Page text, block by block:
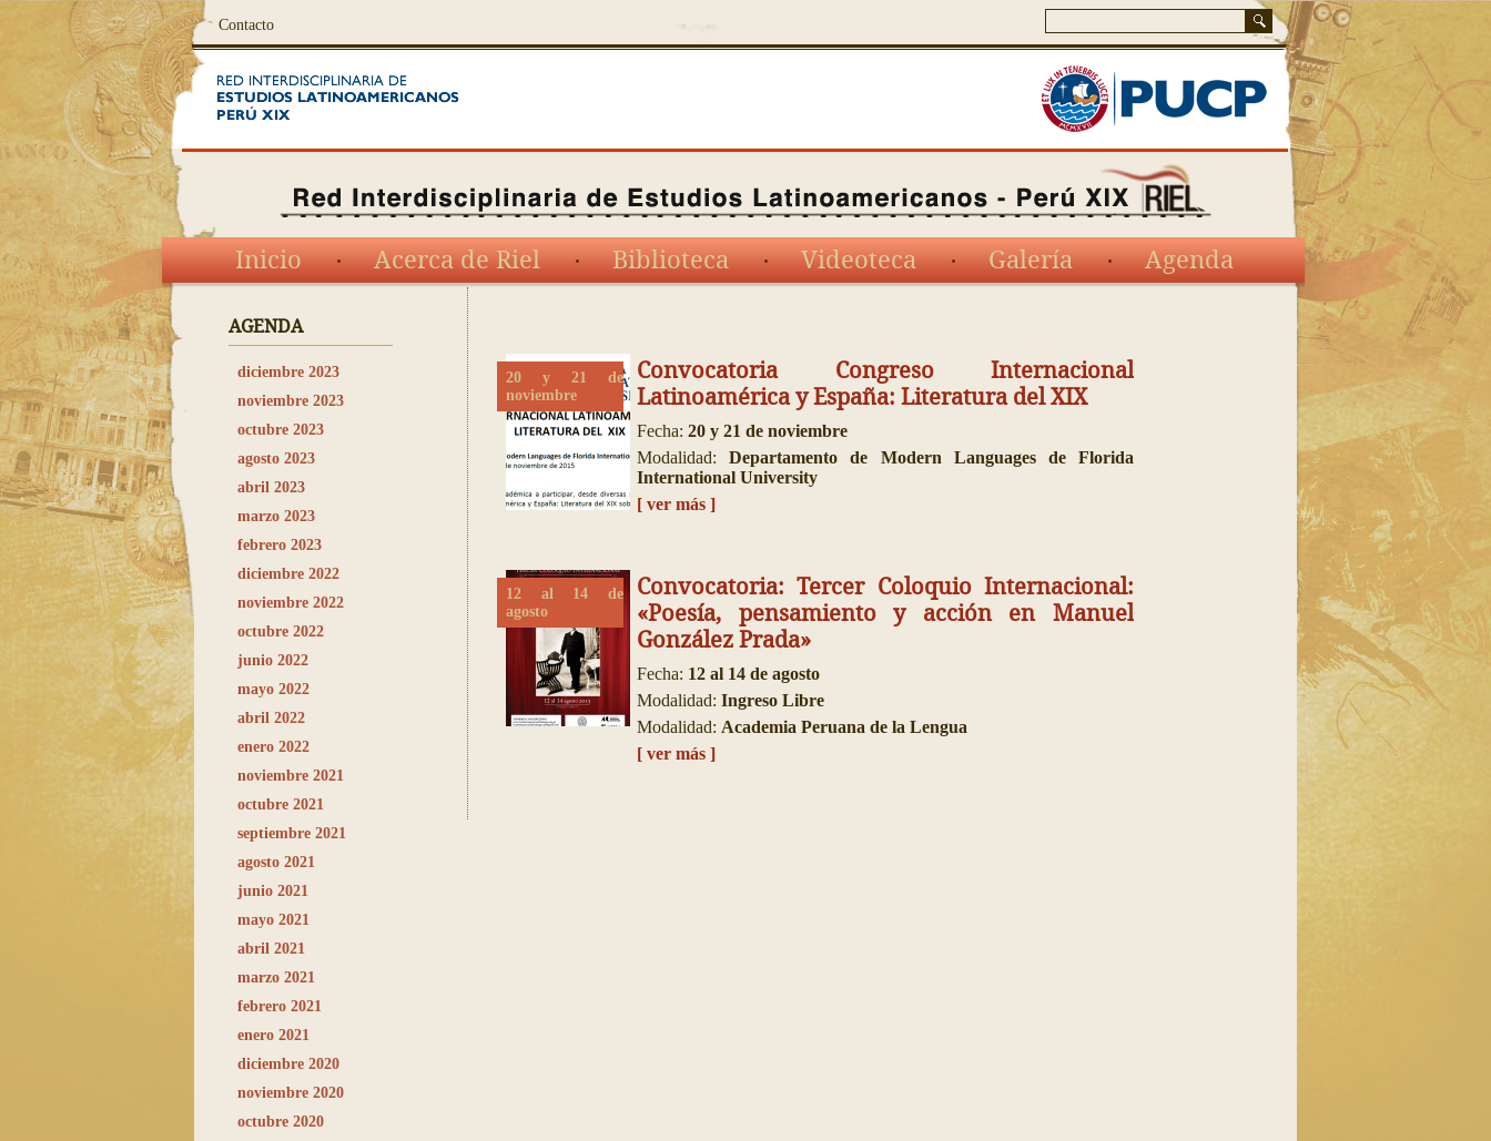
Contacto
Inicio Acerca de Riel Biblioteca Videoteca Galería Agenda
AGENDA
diciembre 2023
noviembre 2023
octubre 2023
agosto 2023
abril 2023
marzo 2023
febrero 2023
diciembre 2022
noviembre 2022
octubre 2022
junio 2022
mayo 2022
abril 2022
enero 2022
noviembre 2021
octubre 2021
septiembre 2021
agosto 2021
junio 2021
mayo 2021
abril 2021
marzo 2021
febrero 2021
enero 2021
diciembre 2020
noviembre 2020
octubre 2020
20 y 21 de
noviembre
Convocatoria Congreso Internacional
Latinoamérica y España: Literatura del XIX
Fecha: 20 y 21 de noviembre
Modalidad:Departamento de Modern Languages de Florida
International University
[ ver más ]
12 al 14 de
agosto
Convocatoria: Tercer Coloquio Internacional:
«Poesía, pensamiento y acción en Manuel
González Prada»
Fecha: 12 al 14 de agosto
Modalidad: Ingreso Libre
Modalidad: Academia Peruana de la Lengua
[ ver más ]